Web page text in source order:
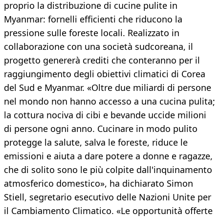
proprio la distribuzione di cucine pulite in
Myanmar: fornelli efficienti che riducono la
pressione sulle foreste locali. Realizzato in
collaborazione con una società sudcoreana, il
progetto genererà crediti che conteranno per il
raggiungimento degli obiettivi climatici di Corea
del Sud e Myanmar. «Oltre due miliardi di persone
nel mondo non hanno accesso a una cucina pulita;
la cottura nociva di cibi e bevande uccide milioni
di persone ogni anno. Cucinare in modo pulito
protegge la salute, salva le foreste, riduce le
emissioni e aiuta a dare potere a donne e ragazze,
che di solito sono le più colpite dall'inquinamento
atmosferico domestico», ha dichiarato Simon
Stiell, segretario esecutivo delle Nazioni Unite per
il Cambiamento Climatico. «Le opportunità offerte